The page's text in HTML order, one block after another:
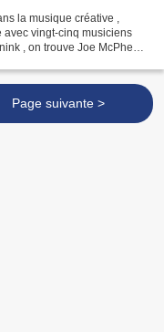
la musique créative ,
vingt-cinq musiciens
, on trouve Joe McPhee ,
Page suivante >